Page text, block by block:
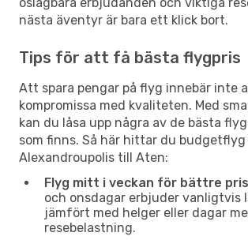
nästa äventyr är bara ett klick bort.
Tips för att få bästa flygpris
Att spara pengar på flyg innebär inte
kompromissa med kvaliteten. Med
kan du låsa upp några av de bästa
som finns. Så här hittar du
Alexandroupolis till Aten:
Flyg mitt i veckan för bättre
och onsdagar erbjuder vanligtvis
jämfört med helger eller dagar
resebelastning.